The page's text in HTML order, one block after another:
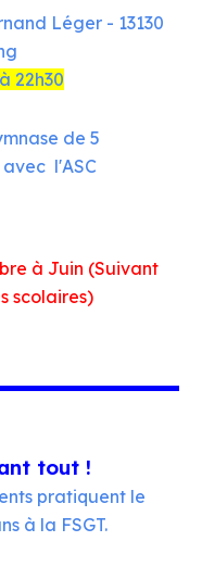
Léger - 13130
22h30
de 5
l'ASC
à Juin (Suivant
scolaires)
tout !
pratiquent le
à la FSGT.